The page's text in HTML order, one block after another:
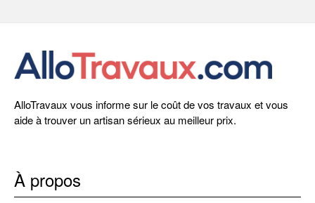
AlloTravaux vous informe sur le coût de vos travaux et vous
aide à trouver un artisan sérieux au meilleur prix.
À propos